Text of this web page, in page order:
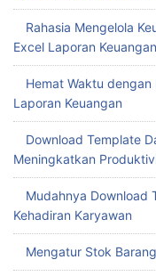
Rahasia Mengelola
Excel Laporan
Hemat Waktu
Laporan Keuangan
Download Template
Meningkatkan
Mudahnya Download
Kehadiran Karyawan
Mengatur Stok